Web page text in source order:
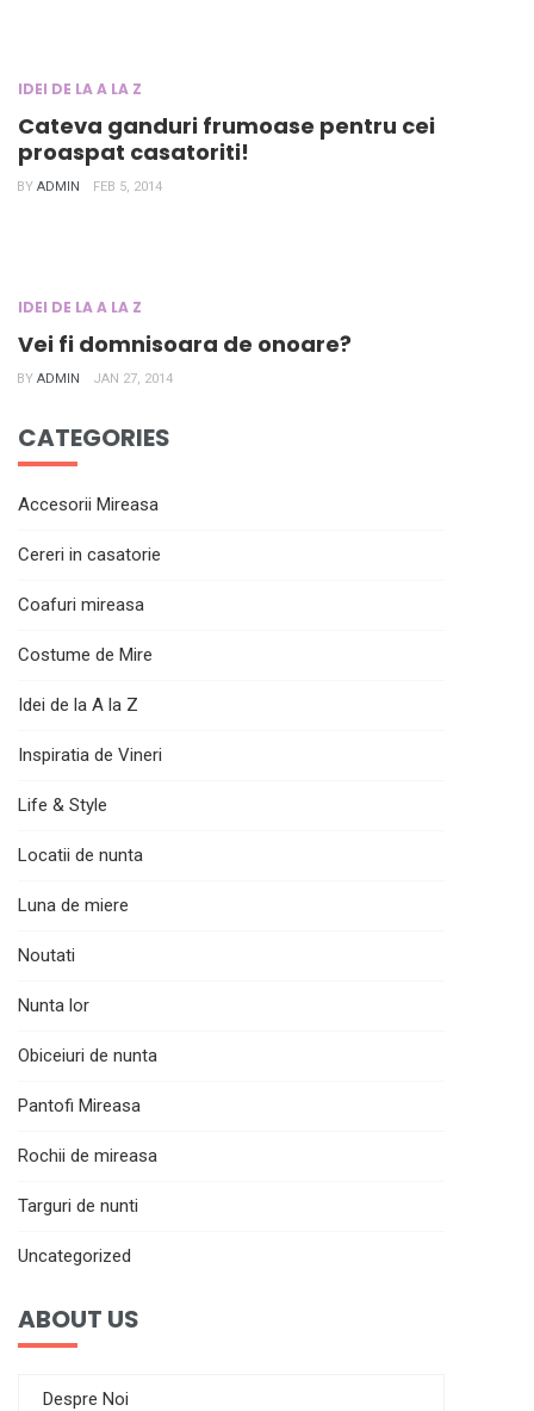
IDEI DE LA A LA Z
Cateva ganduri frumoase pentru cei
proaspat casatoriti!
BY ADMIN FEB 5, 2014
IDEI DE LA A LA Z
Vei fi domnisoara de onoare?
BY ADMIN JAN 27, 2014
CATEGORIES
Accesorii Mireasa
Cereri in casatorie
Coafuri mireasa
Costume de Mire
Idei de la A la Z
Inspiratia de Vineri
Life & Style
Locatii de nunta
Luna de miere
Noutati
Nunta lor
Obiceiuri de nunta
Pantofi Mireasa
Rochii de mireasa
Targuri de nunti
Uncategorized
ABOUT US
Despre Noi